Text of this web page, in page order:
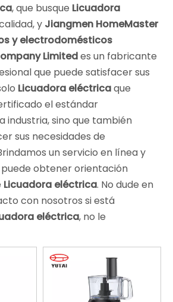
, que busque Licuadora
y Jiangmen HomeMaster
y electrodomésticos
Limitedes un fabricante
que puede satisfacer sus
Licuadora eléctricaque
el estándar
industria, sino que también
sus necesidades de
un servicio en línea y
obtener orientación
Licuadora eléctrica. No dude en
con nosotros si está
eléctrica, no le